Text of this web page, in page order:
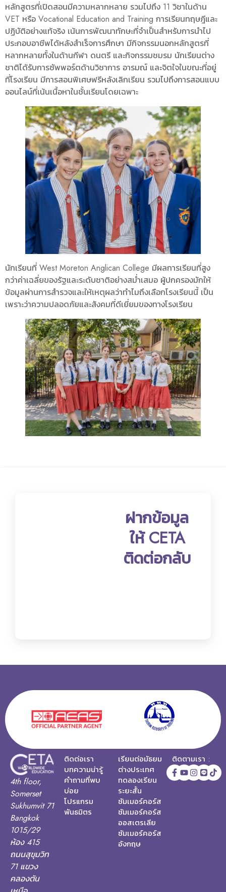
หลักสูตรที่เปิดสอนมีความหลากหลาย รวมไปถึง 11 วิชาในด้าน
VET หรือ Vocational Education and Training การเรียนทฤษฎีและ
ปฏิบัติอย่างแท้จริง เน้นการพัฒนาทักษะที่จำเป็นสำหรับการนำไป
ประกอบอาชีพได้หลังสำเร็จการศึกษา มีกิจกรรมนอกหลักสูตรที่
หลากหลายทั้งในด้านกีฬา ดนตรี และกิจกรรมชมรม นักเรียนต่าง
ชาติได้รับการซัพพอร์ตด้านวิชาการ อารมณ์ และจิตใจในขณะที่อยู่
ที่โรงเรียน มีการสอนพิเศษฟรีหลังเลิกเรียน รวมไปถึงการสอนแบบ
ออนไลน์ที่เน้นเนื้อหาในชั้นเรียนโดยเฉพาะ
นักเรียนที่ West Moreton Anglican College มีผลการเรียนที่สูง
กว่าค่าเฉลี่ยของรัฐและระดับชาติอย่างสม่ำเสมอ ผู้ปกครองมักให้
ข้อมูลผ่านการสำรวจและให้เหตุผลว่าทำไมถึงเลือกโรงเรียนนี้ เป็น
เพราะว่าความปลอดภัยและสังคมที่ดีเยี่ยมของทางโรงเรียน
ฝากข้อมูล
ให้ CETA
ติดต่อกลับ
4th floor,
Somerset
Sukhumvit 71
Bangkok
1015/29
ห้อง 415
ถนนสุขุมวิท
71 แขวง
คลองตัน
ติดต่อเรา
บทความน่ารู้
คำถามที่พบ
บ่อย
โปรแกรม
พันธมิตร
เรียนต่อมัธยม
ต่างประเทศ
ทดลองเรียน
ระยะสั้น
ซัมเมอร์คอร์ส
ซัมเมอร์คอร์ส
ออสเตรเลีย
ซัมเมอร์คอร์ส
อังกฤษ
ติดตามเรา :